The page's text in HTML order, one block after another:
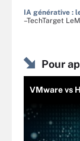
IA générative :
–TechTarget
Pour
VMware vs